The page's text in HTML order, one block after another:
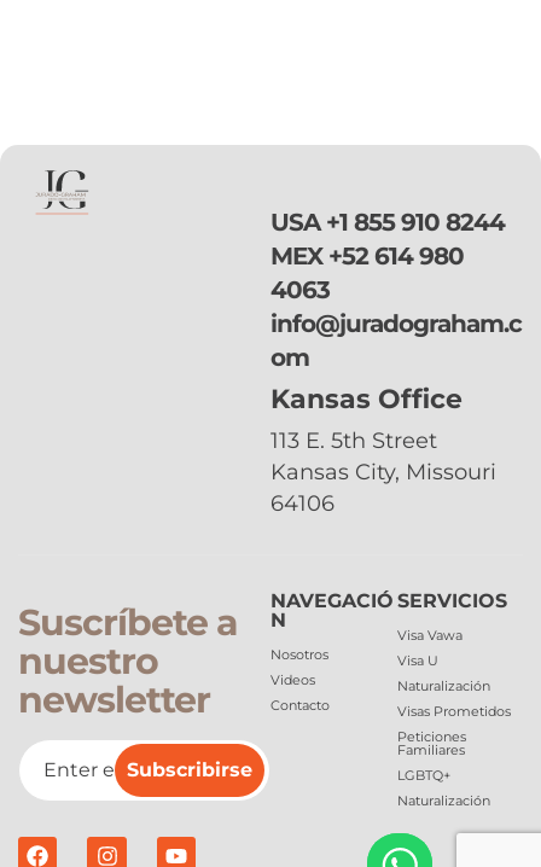
de inmigrantes buscan esa vía para tratar de
alcanzar un estatus permanente de
residencia […]
USA+1 855 910 8244
MEX +52 614 980
4063
info@juradograham.c
om
Kansas Office
113 E. 5th Street
Kansas City, Missouri
64106
Suscríbete a
nuestro
newsletter
Subscribirse
NAVEGACIÓ
N
Nosotros
Videos
Contacto
SERVICIOS
Visa Vawa
Visa U
Naturalización
Visas Prometidos
Peticiones
Familiares
LGBTQ+
Naturalización